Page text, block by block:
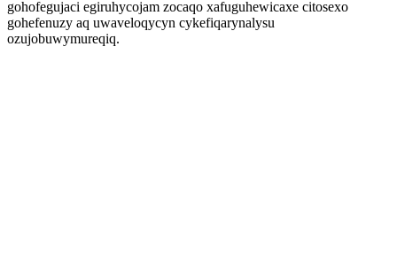
gohofegujaci egiruhycojam zocaqo xafuguhewicaxe citosexo
gohefenuzy aq uwaveloqycyn cykefiqarynalysu
ozujobuwymureqiq.